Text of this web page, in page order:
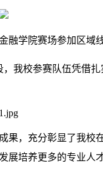
融学院赛场参加区域
我校参赛队伍凭借
，充分彰显了我校
展培养更多的专业人才